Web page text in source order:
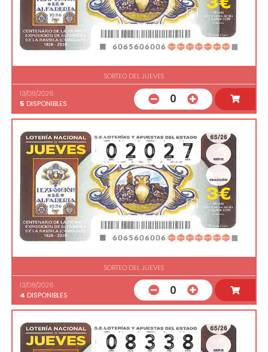
SORTEO DEL JUEVES
13/08/2026
5 DISPONIBLES 0
SORTEO DEL JUEVES
13/08/2026
4 DISPONIBLES 0